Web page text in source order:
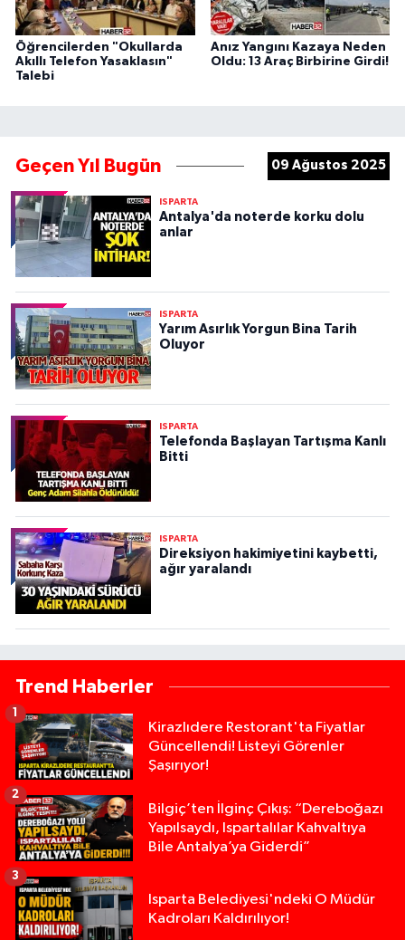
Öğrencilerden "Okullarda
Akıllı Telefon Yasaklasın"
Talebi
Anız Yangını Kazaya Neden
Oldu: 13 Araç Birbirine Girdi!
Geçen Yıl Bugün 09 Ağustos 2025
ISPARTA
Antalya'da noterde korku dolu
anlar
ISPARTA
Yarım Asırlık Yorgun Bina Tarih
Oluyor
ISPARTA
Telefonda Başlayan Tartışma Kanlı
Bitti
ISPARTA
Direksiyon hakimiyetini kaybetti,
ağır yaralandı
Trend Haberler
Kirazlıdere Restorant'ta Fiyatlar
Güncellendi! Listeyi Görenler
Şaşırıyor!
1
Bilgiç’ten İlginç Çıkış: “Dereboğazı
Yapılsaydı, Ispartalılar Kahvaltıya
Bile Antalya’ya Giderdi”
2
Isparta Belediyesi'ndeki O Müdür
Kadroları Kaldırılıyor!
3